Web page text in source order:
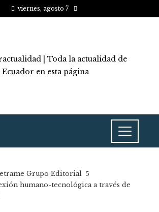
viernes, agosto 7
Grupo Editorial
humano-tecnológica a través de